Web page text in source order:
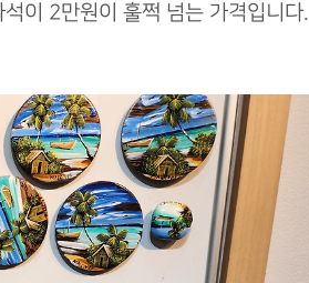
이 2만원이 훌쩍 넘는 가격입니다.